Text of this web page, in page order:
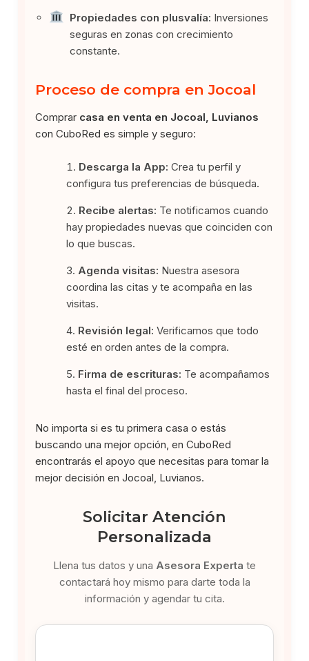
Propiedades con plusvalía: Inversiones
seguras en zonas con crecimiento
constante.
Proceso de compra en Jocoal
Comprar casa en venta en Jocoal, Luvianos
con CuboRed es simple y seguro:
Descarga la App: Crea tu perfil y
configura tus preferencias de búsqueda.
Recibe alertas: Te notificamos cuando
hay propiedades nuevas que coinciden con
lo que buscas.
Agenda visitas: Nuestra asesora
coordina las citas y te acompaña en las
visitas.
Revisión legal: Verificamos que todo
esté en orden antes de la compra.
Firma de escrituras: Te acompañamos
hasta el final del proceso.
No importa si es tu primera casa o estás
buscando una mejor opción, en CuboRed
encontrarás el apoyo que necesitas para tomar la
mejor decisión en Jocoal, Luvianos.
Solicitar Atención
Personalizada
Llena tus datos y una Asesora Experta te
contactará hoy mismo para darte toda la
información y agendar tu cita.